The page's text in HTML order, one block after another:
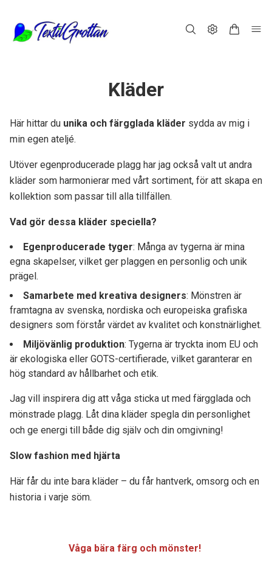
Kläder
Här hittar du unika och färgglada kläder sydda av mig i
min egen ateljé.
Utöver egenproducerade plagg har jag också valt ut andra
kläder som harmonierar med vårt sortiment, för att skapa en
kollektion som passar till alla tillfällen.
Vad gör dessa kläder speciella?
Egenproducerade tyger: Många av tygerna är mina
egna skapelser, vilket ger plaggen en personlig och unik
prägel.
Samarbete med kreativa designers: Mönstren är
framtagna av svenska, nordiska och europeiska grafiska
designers som förstår värdet av kvalitet och konstnärlighet.
Miljövänlig produktion: Tygerna är tryckta inom EU och
är ekologiska eller GOTS-certifierade, vilket garanterar en
hög standard av hållbarhet och etik.
Jag vill inspirera dig att våga sticka ut med färgglada och
mönstrade plagg. Låt dina kläder spegla din personlighet
och ge energi till både dig själv och din omgivning!
Slow fashion med hjärta
Här får du inte bara kläder – du får hantverk, omsorg och en
historia i varje söm.
Våga bära färg och mönster!